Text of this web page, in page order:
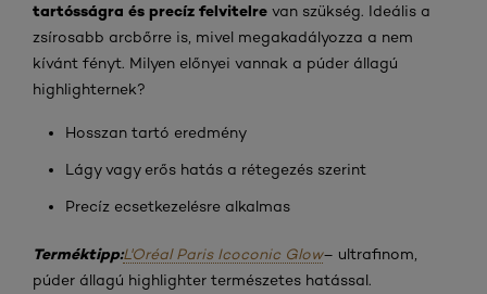
tartósságra és precíz felvitelre van szükség. Ideális a
zsírosabb arcbőrre is, mivel megakadályozza a nem
kívánt fényt. Milyen előnyei vannak a púder állagú
highlighternek?
Hosszan tartó eredmény
Lágy vagy erős hatás a rétegezés szerint
Precíz ecsetkezelésre alkalmas
Terméktipp:L'Oréal Paris Icoconic Glow– ultrafinom,
púder állagú highlighter természetes hatással.